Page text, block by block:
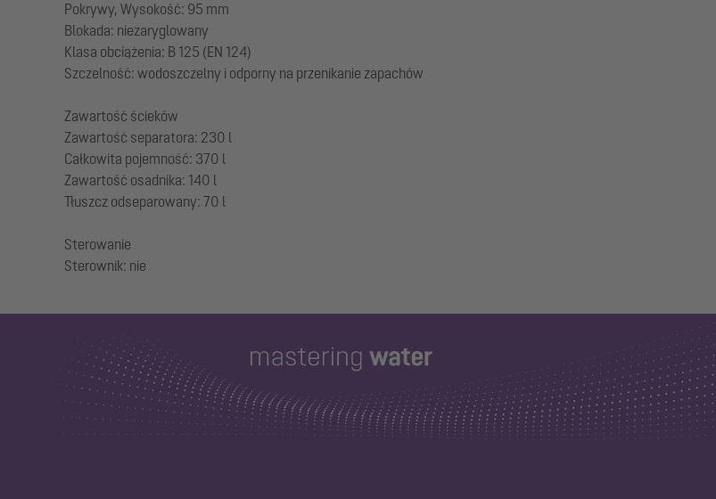
Pokrywy, Wysokość: 95 mm
Blokada: niezaryglowany
Klasa obciążenia: B 125 (EN 124)
Szczelność: wodoszczelny i odporny na przenikanie zapachów
Zawartość ścieków
Zawartość separatora: 230 l
Całkowita pojemność: 370 l
Zawartość osadnika: 140 l
Tłuszcz odseparowany: 70 l
Sterowanie